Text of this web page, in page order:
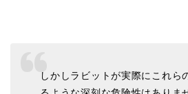
しかしラビットが実際にこれら